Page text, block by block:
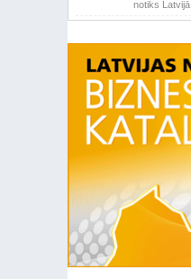
notiks Latvijā